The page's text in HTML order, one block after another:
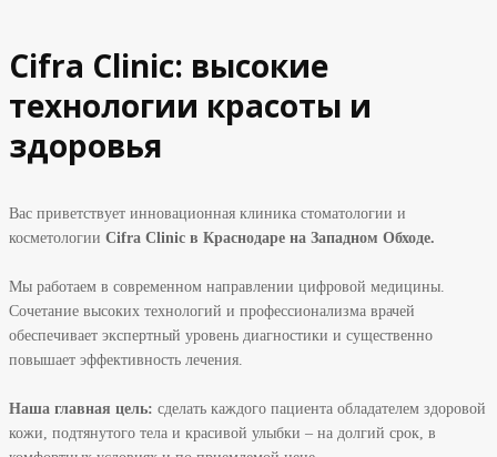
Cifra Clinic: высокие
технологии красоты и
здоровья
Вас приветствует инновационная клиника стоматологии и
косметологии Cifra Clinic в Краснодаре на Западном Обходе.
Мы работаем в современном направлении цифровой медицины.
Сочетание высоких технологий и профессионализма врачей
обеспечивает экспертный уровень диагностики и существенно
повышает эффективность лечения.
Наша главная цель: сделать каждого пациента обладателем здоровой
кожи, подтянутого тела и красивой улыбки – на долгий срок, в